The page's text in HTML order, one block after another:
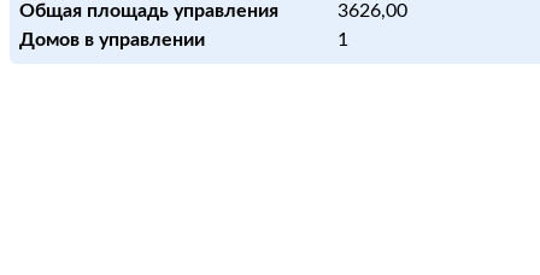
Общая площадь управления
3626,00
Домов в управлении
1